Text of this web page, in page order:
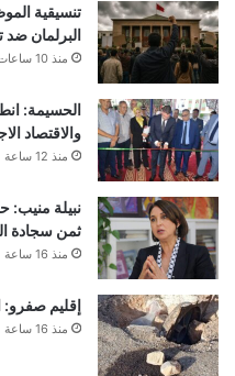
تنسيقية
البرلمان ضد
منذ 10 ساعات
الحسيمة:
والاقتصاد
منذ 12 ساعة
نبيلة منيب:
ثمن سجادة
منذ 16 ساعة
إقليم
منذ 16 ساعة